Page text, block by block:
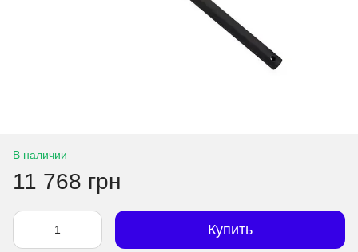
В наличии
11 768 грн
Купить